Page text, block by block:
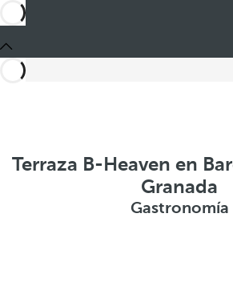
Terraza B-Heaven en
Granada
Gastronomía